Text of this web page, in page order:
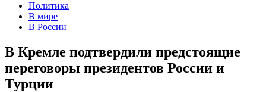
Политика
В мире
В России
В Кремле подтвердили предстоящие
переговоры президентов России и
Турции